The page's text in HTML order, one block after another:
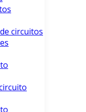
circuitos